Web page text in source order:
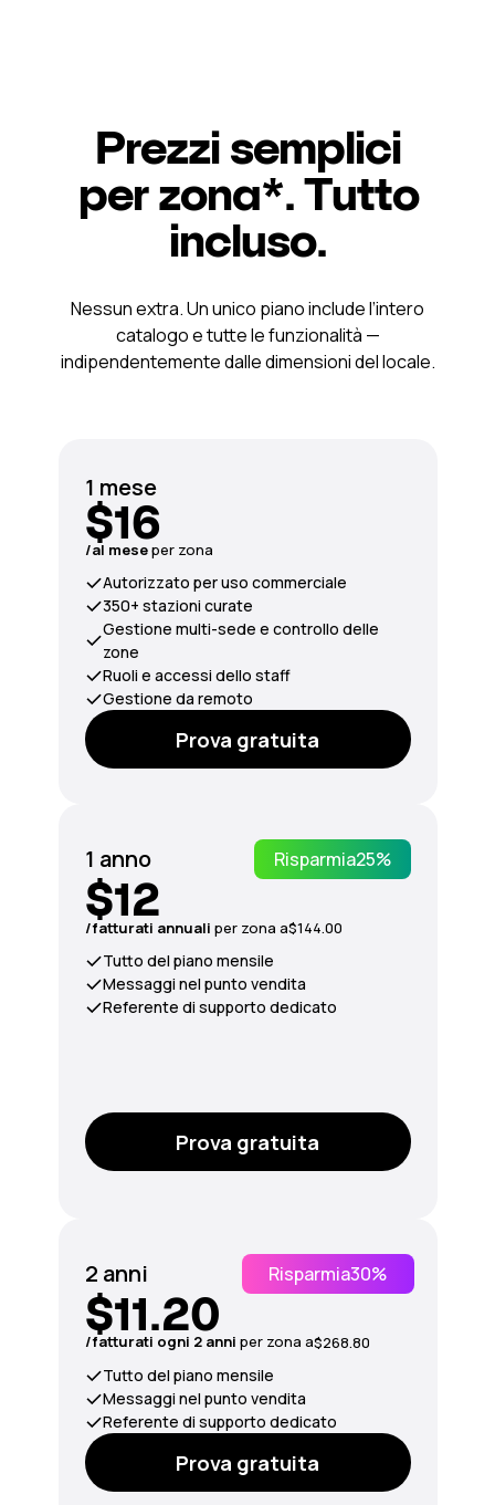
Prezzi semplici
per zona*. Tutto
incluso.
1 mese
$16
/al meseper zona
Autorizzato per uso commerciale
350+ stazioni curate
Gestione multi-sede e controllo delle
zone
Ruoli e accessi dello staff
Gestione da remoto
Prova gratuita
1 anno Risparmia25%
$12
/fatturati annuali per zona a$144.00
Tutto del piano mensile
Messaggi nel punto vendita
Referente di supporto dedicato
Prova gratuita
2 anni Risparmia30%
$11.20
/fatturati ogni 2 anni per zona a$268.80
Tutto del piano mensile
Messaggi nel punto vendita
Referente di supporto dedicato
Prova gratuita
Nessun extra. Un unico piano include l’intero
catalogo e tutte le funzionalità —
indipendentemente dalle dimensioni del locale.